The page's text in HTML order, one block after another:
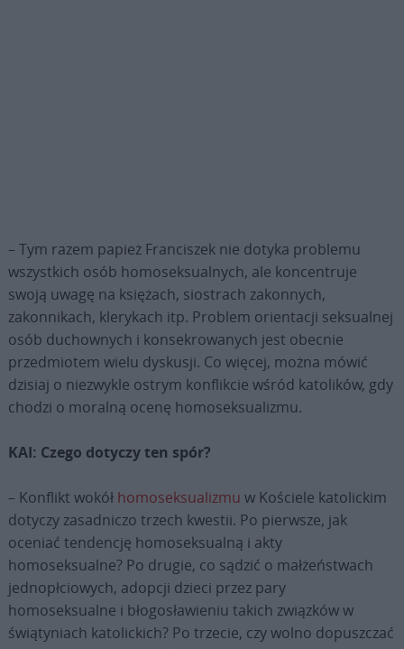
– Tym razem papież Franciszek nie dotyka problemu
wszystkich osób homoseksualnych, ale koncentruje
swoją uwagę na księżach, siostrach zakonnych,
zakonnikach, klerykach itp. Problem orientacji seksualnej
osób duchownych i konsekrowanych jest obecnie
przedmiotem wielu dyskusji. Co więcej, można mówić
dzisiaj o niezwykle ostrym konflikcie wśród katolików, gdy
chodzi o moralną ocenę homoseksualizmu.
KAI: Czego dotyczy ten spór?
– Konflikt wokół homoseksualizmu w Kościele katolickim
dotyczy zasadniczo trzech kwestii. Po pierwsze, jak
oceniać tendencję homoseksualną i akty
homoseksualne? Po drugie, co sądzić o małżeństwach
jednopłciowych, adopcji dzieci przez pary
homoseksualne i błogosławieniu takich związków w
świątyniach katolickich? Po trzecie, czy wolno dopuszczać